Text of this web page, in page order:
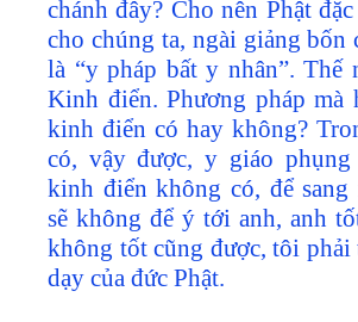
chánh đây? Cho nên Phật
cho chúng ta, ngài giảng bốn
là “y pháp bất y nhân”. Thế
Kinh điển. Phương pháp mà
kinh điển có hay không?
có, vậy được, y giáo phụng
kinh điển không có, để
sẽ không để ý tới anh, anh
không tốt cũng được, tôi phải
dạy của đức Phật.